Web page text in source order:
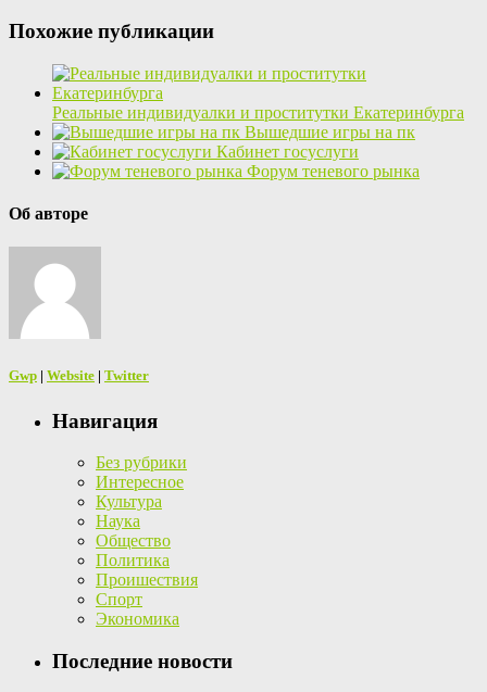
Похожие публикации
Реальные индивидуалки и проститутки Екатеринбурга
Вышедшие игры на пк
Кабинет госуслуги
Форум теневого рынка
Об авторе
Gwp | Website | Twitter
Навигация
Без рубрики
Интересное
Культура
Наука
Общество
Политика
Проишествия
Спорт
Экономика
Последние новости